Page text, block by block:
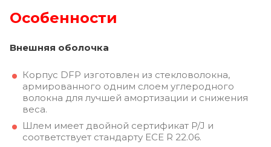
Особенности
Внешняя оболочка
Корпус DFP ​​изготовлен из стекловолокна,
армированного одним слоем углеродного
волокна для лучшей амортизации и снижения
веса.
Шлем имеет двойной сертификат P/J и
соответствует стандарту ECE R 22.06.